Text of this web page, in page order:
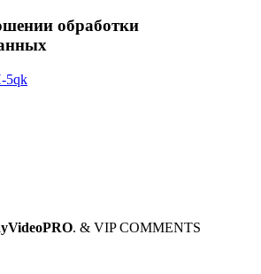
обработки
5qk
. & VIP COMMENTS